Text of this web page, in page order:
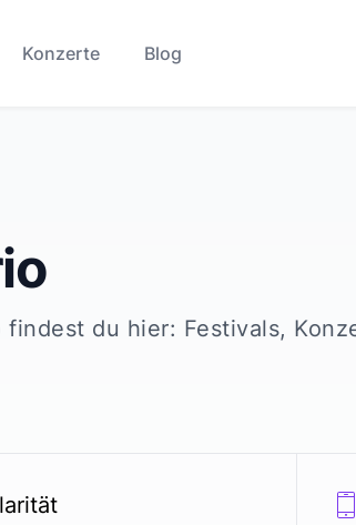
Konzerte Blog
findest du hier: Festivals,